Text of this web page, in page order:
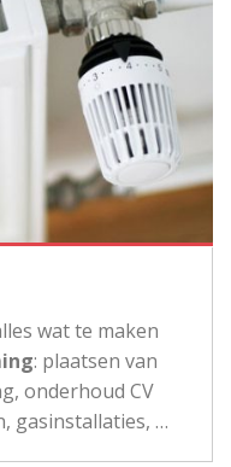
wat te maken
: plaatsen van
onderhoud CV
gasinstallaties, …